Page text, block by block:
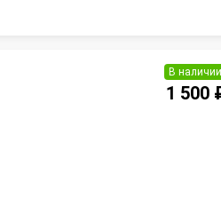
В наличии
1 500